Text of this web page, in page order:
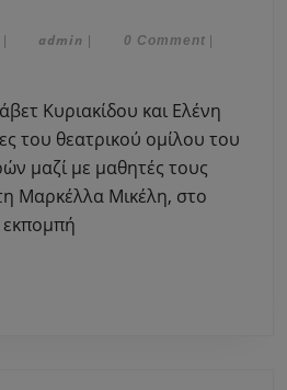
23| admin admin
| 0 Comment |
του θεατρικού ομίλου του
μαζί με μαθητές τους
Μαρκέλλα Μικέλη, στο
εκπομπή